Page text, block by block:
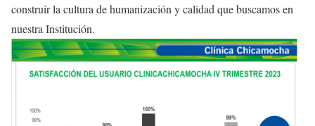
construir la cultura de humanización y calidad que buscamos en
nuestra Institución.